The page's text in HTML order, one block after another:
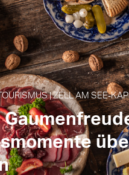
| ZELL AM